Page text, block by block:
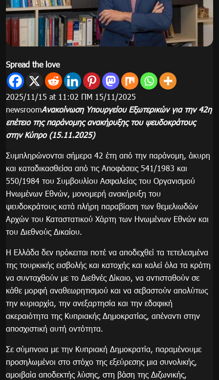
Spread the love
2025/11/15 at 11:02 ΠΜ 15/11/2025
newsroomΑνακοίνωση Υπουργείου Εξωτερικών για την 42η
επέτειο της παράνομης ανακήρυξης του ψευδοκράτους
στην Κύπρο (15.11.2025)
Συμπληρώνονται σήμερα 42 έτη από την παράνομη, άκυρη
και καταδικασθείσα από τις Αποφάσεις 541/1983 και
550/1984 του Συμβουλίου Ασφαλείας του Οργανισμού
Ηνωμένων Εθνών, μονομερή ανακήρυξη του
ψευδοκράτους κατά πλήρη παραβίαση των θεμελιωδών
Αρχών του Καταστατικού Χάρτη των Ηνωμένων Εθνών και
του Διεθνούς Δικαίου.
Η Ελλάδα δεν πρόκειται ποτέ να αποδεχθεί τα τετελεσμένα
της τουρκικής εισβολής και κατοχής και καλεί όλα τα κράτη
να συνταχθούν με το Διεθνές Δίκαιο, να αντισταθούν σε
κάθε μορφή αναθεωρητισμού και να σεβαστούν απολύτως
την κυριαρχία, την ανεξαρτησία και την εδαφική
ακεραιότητα της Κυπριακής Δημοκρατίας, απέναντι στην
αποσχιστική αυτή οντότητα.
Σε σύμπνοια με την Κυπριακή Δημοκρατία, παραμένουμε
προσηλωμένοι στο στόχο της εξεύρεσης μια συνολικής,
αμοιβαία αποδεκτής λύσης, στη βάση της Διζωνικής,